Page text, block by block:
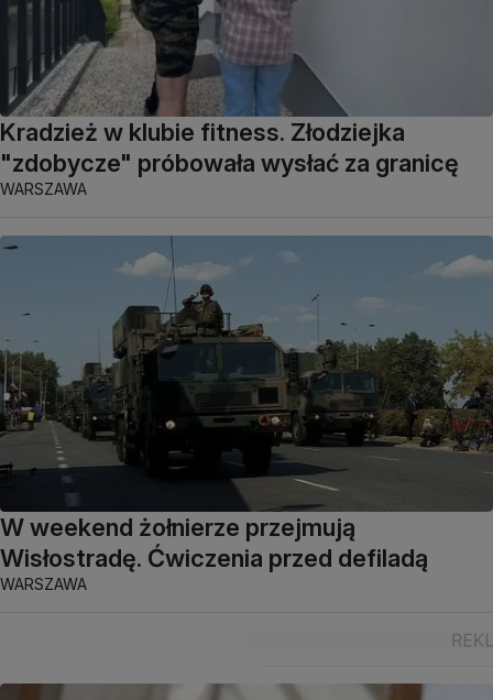
Kradzież w klubie fitness. Złodziejka
"zdobycze" próbowała wysłać za granicę
WARSZAWA
W weekend żołnierze przejmują
Wisłostradę. Ćwiczenia przed defiladą
WARSZAWA